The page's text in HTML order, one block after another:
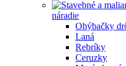
náradie
Ohýbačky
Laná
Rebríky
Ceruzky